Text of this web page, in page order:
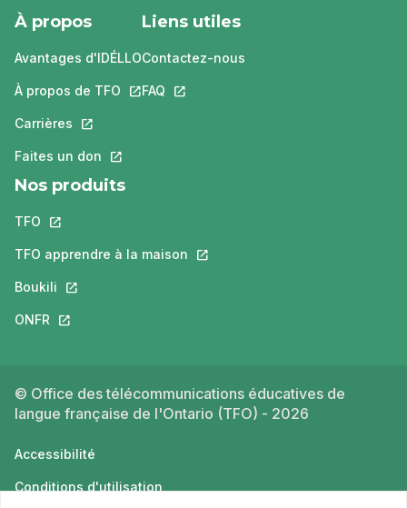
À propos
Avantages d'IDÉLLO
À propos de TFO Ce lien s'ouvrira dans un nouvel onglet.
Carrières Ce lien s'ouvrira dans un nouvel onglet.
Faites un don Ce lien s'ouvrira dans un nouvel onglet.
Liens utiles
Contactez-nous
FAQ Ce lien s'ouvrira dans un nouvel
Nos produits
TFO Ce lien s'ouvrira dans un nouvel onglet.
TFO apprendre à la maison Ce lien s'ouvrira dans un nouvel
Boukili Ce lien s'ouvrira dans un nouvel onglet.
ONFR Ce lien s'ouvrira dans un nouvel onglet.
© Office des télécommunications éducatives de
langue française de l'Ontario (TFO) - 2026
Accessibilité
Conditions d'utilisation